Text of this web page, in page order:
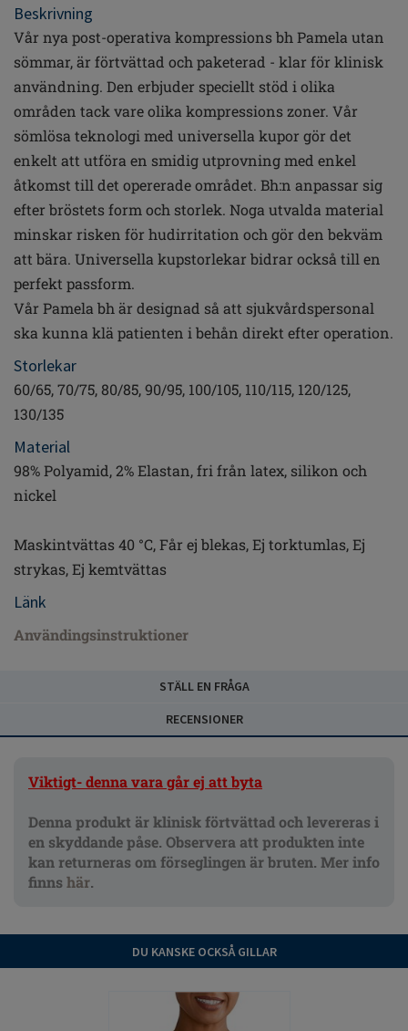
Beskrivning
Vår nya post-operativa kompressions bh Pamela utan
sömmar, är förtvättad och paketerad - klar för klinisk
användning. Den erbjuder speciellt stöd i olika
områden tack vare olika kompressions zoner. Vår
sömlösa teknologi med universella kupor gör det
enkelt att utföra en smidig utprovning med enkel
åtkomst till det opererade området. Bh:n anpassar sig
efter bröstets form och storlek. Noga utvalda material
minskar risken för hudirritation och gör den bekväm
att bära. Universella kupstorlekar bidrar också till en
perfekt passform.
Vår Pamela bh är designad så att sjukvårdspersonal
ska kunna klä patienten i behån direkt efter operation.
Storlekar
60/65, 70/75, 80/85, 90/95, 100/105, 110/115, 120/125,
130/135
Material
98% Polyamid, 2% Elastan, fri från latex, silikon och
nickel
Maskintvättas 40 °C, Får ej blekas, Ej torktumlas, Ej
strykas, Ej kemtvättas
Länk
Användingsinstruktioner
STÄLL EN FRÅGA
RECENSIONER
Viktigt- denna vara går ej att byta
Denna produkt är klinisk förtvättad och levereras i
en skyddande påse. Observera att produkten inte
kan returneras om förseglingen är bruten. Mer info
finnshär.
DU KANSKE OCKSÅ GILLAR